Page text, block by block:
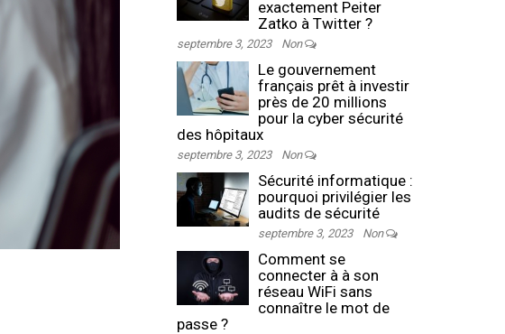
exactement Peiter
Zatko à Twitter ?
septembre 3, 2023 Non
Le gouvernement
français prêt à investir
près de 20 millions
pour la cyber sécurité
des hôpitaux
septembre 3, 2023 Non
Sécurité informatique :
pourquoi privilégier les
audits de sécurité
septembre 3, 2023 Non
Comment se
connecter à à son
réseau WiFi sans
connaître le mot de
passe ?